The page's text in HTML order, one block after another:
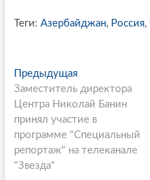
Теги: Азербайджан, Россия,
P
o
s
t
n
ПредыдущаяП
р
е
д
ы
д
Заместитель директора
Центра Николай Банин
принял участие в
программе "Специальный
репортаж" на телеканале
"Звезда"